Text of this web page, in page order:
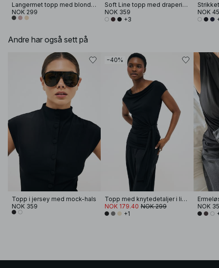
Langermet topp med blonder
NOK 299
Soft Line topp med drapering
NOK 359
+3
NOK
Andre har også sett på
Topp i jersey med mock-hals
NOK 359
−40%
Topp med knytedetaljer i livet
NOK 179.40 NOK 299
+1
NOK